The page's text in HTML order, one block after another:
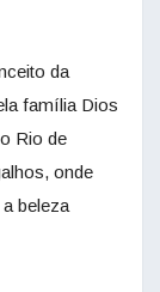
da
família Dios
Rio de
onde
beleza